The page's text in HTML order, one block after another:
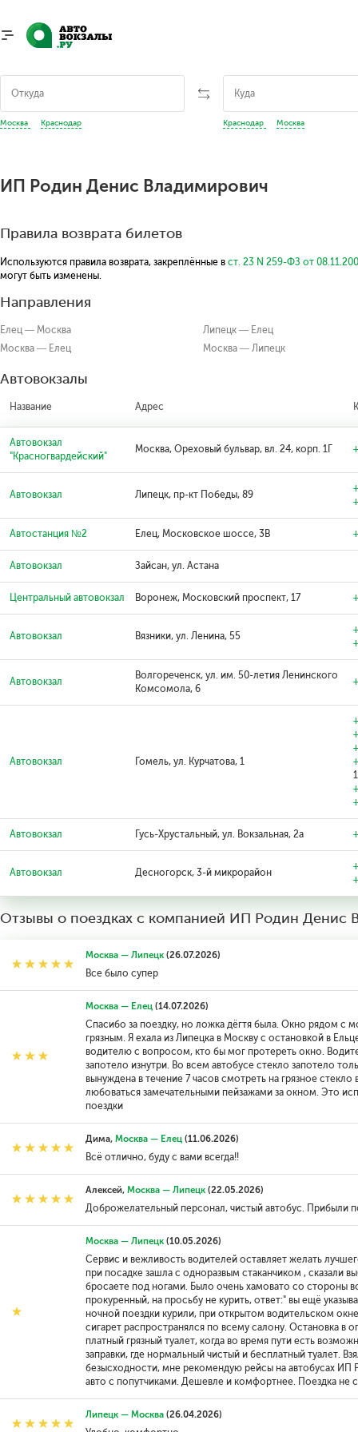
Москва Краснодар Краснодар Москва
ИП Родин Денис Владимирович
Правила возврата билетов
Используются правила возврата, закреплённые в ст. 23 N 259-ФЗ от
могут быть изменены.
Направления
Елец — Москва
Липецк — Елец
Москва — Елец
Москва — Липецк
Автовокзалы
Название Адрес
Автовокзал
"Красногвардейский"
Москва, Ореховый бульвар, вл. 24, корп. 1Г
Автовокзал Липецк, пр-кт Победы, 89
Автостанция №2 Елец, Московское шоссе, 3В
Автовокзал Зайсан, ул. Астана
Центральный автовокзал Воронеж, Московский проспект, 17
Автовокзал Вязники, ул. Ленина, 55
Автовокзал
Волгореченск, ул. им. 50-летия Ленинского
Комсомола, 6
Автовокзал Гомель, ул. Курчатова, 1
Автовокзал Гусь-Хрустальный, ул. Вокзальная, 2а
Автовокзал Десногорск, 3-й микрорайон
Отзывы о поездках с компанией ИП Родин Денис
Москва — Липецк(26.07.2026)
Все было супер
Москва — Елец(14.07.2026)
Спасибо за поездку, но ложка дёгтя была. Окно рядом с
грязным. Я ехала из Липецка в Москву с остановкой в
водителю с вопросом, кто бы мог протереть окно.
запотело изнутри. Во всем автобусе стекло запотело
вынуждена в течение 7 часов смотреть на грязное
любоваться замечательными пейзажами за окном. Это
поездки
Дима, Москва — Елец(11.06.2026)
Всё отлично, буду с вами всегда!!
Алексей, Москва — Липецк(22.05.2026)
Доброжелательный персонал, чистый автобус. Прибыли
Москва — Липецк(10.05.2026)
Сервис и вежливость водителей оставляет желать
при посадке зашла с одноразвым стаканчиком , сказали
бросаете под ногами. Было очень хамовато со стороны
прокуренный, на просьбу не курить, ответ:" вы ещё
ночной поездки курили, при открытом водительском
сигарет распространялся по всему салону. Остановка в
платный грязный туалет, когда во время пути есть
заправки, где нормальный чистый и бесплатный туалет.
безысходности, мне рекомендую рейсы на автобусах ИП
авто с попутчиками. Дешевле и комфортнее. Поездка не
Липецк — Москва(26.04.2026)